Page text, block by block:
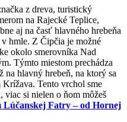
z dreva, turistický
na Rajecké Teplice,
aj na časť hlavného hrebeňa
hmle. Z Čipčia je možné
okolo smerovníka Nad
Týmto miestom prechádza
na hlavný hrebeň, na ktorý sa
Krížava. Tento vrchol sme
si nielen o ňom môžeš
Lúčanskej Fatry – od Hornej